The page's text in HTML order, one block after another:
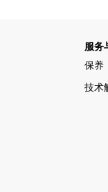
服务
保养
技术